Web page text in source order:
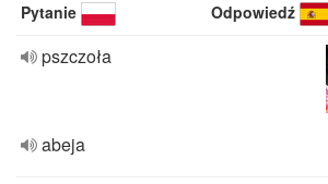
Pytanie Odpowiedź
pszczoła
abeja